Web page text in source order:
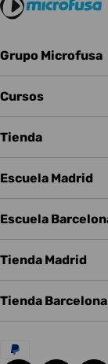
Grupo Microfusa
Cursos
Tienda
Escuela Madrid
Escuela
Tienda Madrid
Tienda Barcelona
Métodos